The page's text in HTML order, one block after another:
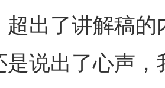
超出了讲解稿的
是说出了心声